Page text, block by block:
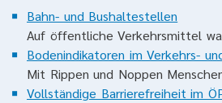
Bahn- und Bushaltestellen
Auf öffentliche Verkehrsmittel
Bodenindikatoren im Verkehrs-
Mit Rippen und Noppen
Vollständige Barrierefreiheit im